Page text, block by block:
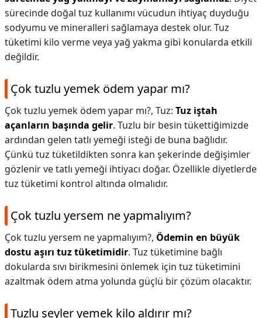
sürecinde doğal tuz kullanımı vücudun ihtiyaç duyduğu
sodyumu ve mineralleri sağlamaya destek olur. Tuz
tüketimi kilo verme veya yağ yakma gibi konularda etkili
değildir.
Çok tuzlu yemek ödem yapar mı?
Çok tuzlu yemek ödem yapar mı?, Tuz: Tuz iştah
açanların başında gelir. Tuzlu bir besin tükettiğimizde
ardından gelen tatlı yemeği isteği de buna bağlıdır.
Çünkü tuz tüketildikten sonra kan şekerinde değişimler
gözlenir ve tatlı yemeği ihtiyacı doğar. Özellikle diyetlerde
tuz tüketimi kontrol altında olmalıdır.
Çok tuzlu yersem ne yapmalıyım?
Çok tuzlu yersem ne yapmalıyım?, Ödemin en büyük
dostu aşırı tuz tüketimidir. Tuz tüketimine bağlı
dokularda sıvı birikmesini önlemek için tuz tüketimini
azaltmak ödem atma yolunda güçlü bir çözüm olacaktır.
Tuzlu şeyler yemek kilo aldırır mı?